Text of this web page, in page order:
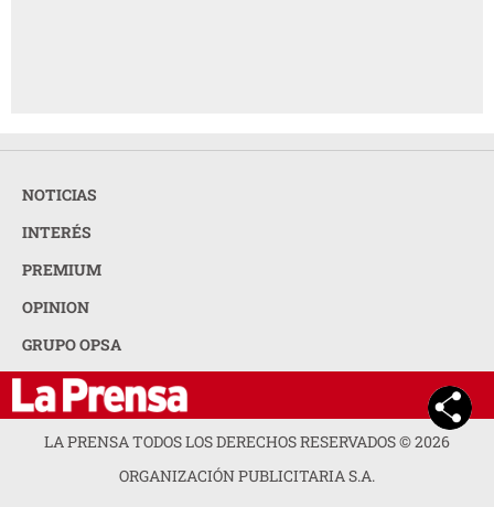
NOTICIAS
INTERÉS
PREMIUM
OPINION
GRUPO OPSA
LA PRENSA TODOS LOS DERECHOS RESERVADOS ©2026
ORGANIZACIÓN PUBLICITARIA S.A.